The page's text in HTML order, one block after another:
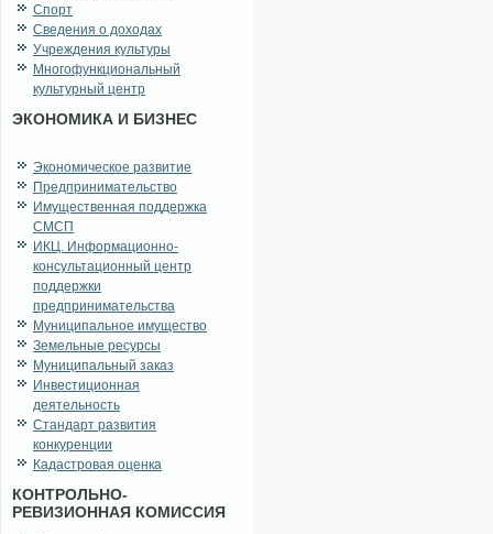
Спорт
Сведения о доходах
Учреждения культуры
Многофункциональный
культурный центр
ЭКОНОМИКА И БИЗНЕС
Экономическое развитие
Предпринимательство
Имущественная поддержка
СМСП
ИКЦ. Информационно-
консультационный центр
поддержки
предпринимательства
Муниципальное имущество
Земельные ресурсы
Муниципальный заказ
Инвестиционная
деятельность
Стандарт развития
конкуренции
Кадастровая оценка
КОНТРОЛЬНО-
РЕВИЗИОННАЯ КОМИССИЯ